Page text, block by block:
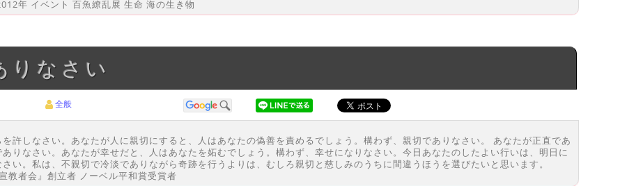
年 イベント 百魚繚乱展 生命 海の生き物
りなさい
全般
許しなさい。あなたが人に親切にすると、人はあなたの偽善を責めるでしょう。構わず、親切でありなさい。 あなたが正直であ
りなさい。あなたが幸せだと、人はあなたを妬むでしょう。構わず、幸せになりなさい。今日あなたのしたよい行いは、明日に
い。私は、不親切で冷淡でありながら奇跡を行うよりは、むしろ親切と慈しみのうちに間違うほうを選びたいと思います。
教者会』創立者 ノーベル平和賞受賞者